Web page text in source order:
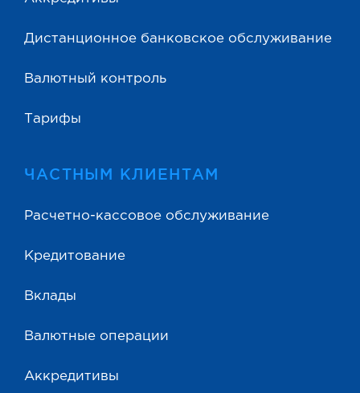
Дистанционное банковское обслуживание
Валютный контроль
Тарифы
ЧАСТНЫМ КЛИЕНТАМ
Расчетно-кассовое обслуживание
Кредитование
Вклады
Валютные операции
Аккредитивы